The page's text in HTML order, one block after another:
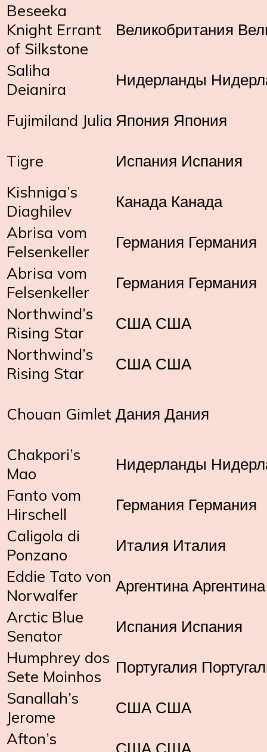
Beseeka
Knight Errant
of Silkstone
Великобритания
Saliha
Deianira
Нидерланды
Fujimiland Julia Япония Япония
Tigre
Испания Испания
Kishniga’s
Diaghilev
Канада Канада
Abrisa vom
Felsenkeller
Германия Германия
Abrisa vom
Felsenkeller
Германия Германия
Northwind’s
Rising Star
США США
Northwind’s
Rising Star
США США
Chouan Gimlet Дания Дания
Chakpori’s
Mao
Нидерланды
Fanto vom
Hirschell
Германия Германия
Caligola di
Ponzano
Италия Италия
Eddie Tato von
Norwalfer
Аргентина Аргентина
Arctic Blue
Senator
Испания Испания
Humphrey dos
Sete Moinhos
Португалия
Sanallah’s
Jerome
США США
Afton’s
США США